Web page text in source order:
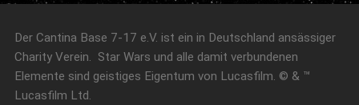
Der Cantina Base 7-17 e.V. ist ein in Deutschland ansässiger
Charity Verein. Star Wars und alle damit verbundenen
Elemente sind geistiges Eigentum von Lucasfilm. © & ™
Lucasfilm Ltd.